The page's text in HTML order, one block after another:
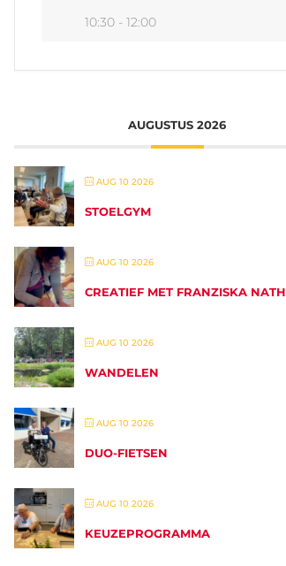
10:30 - 12:00
AUGUSTUS 2026
AUG 10 2026
STOELGYM
AUG 10 2026
CREATIEF MET FRANZISKA NATH
AUG 10 2026
WANDELEN
AUG 10 2026
DUO-FIETSEN
AUG 10 2026
KEUZEPROGRAMMA